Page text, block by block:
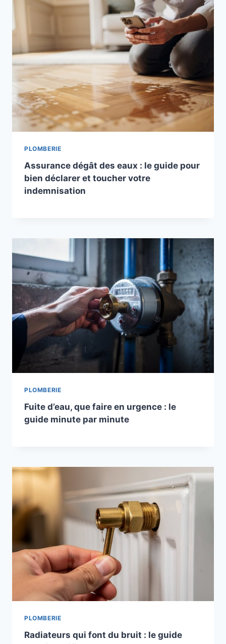
PLOMBERIE
Assurance dégât des eaux : le guide pour
bien déclarer et toucher votre
indemnisation
PLOMBERIE
Fuite d’eau, que faire en urgence : le
guide minute par minute
PLOMBERIE
Radiateurs qui font du bruit : le guide